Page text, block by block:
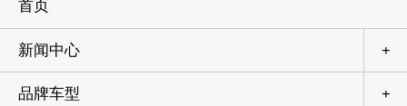
次法系驾控体验营囊括了静态展车、城
市道路试驾、专业科目试驾等多个线下
场景，东风雪铁龙新款凡尔赛
首页
+
新闻中心
+
品牌车型